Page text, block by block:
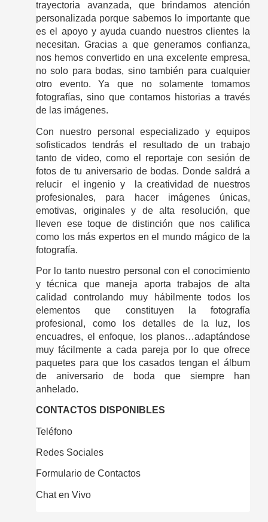
trayectoria avanzada, que brindamos atención
personalizada porque sabemos lo importante que
es el apoyo y ayuda cuando nuestros clientes la
necesitan. Gracias a que generamos confianza,
nos hemos convertido en una excelente empresa,
no solo para bodas, sino también para cualquier
otro evento. Ya que no solamente tomamos
fotografías, sino que contamos historias a través
de las imágenes.
Con nuestro personal especializado y equipos
sofisticados tendrás el resultado de un trabajo
tanto de video, como el reportaje con sesión de
fotos de tu aniversario de bodas. Donde saldrá a
relucir  el ingenio y  la creatividad de nuestros
profesionales, para hacer imágenes únicas,
emotivas, originales y de alta resolución, que
lleven ese toque de distinción que nos califica
como los más expertos en el mundo mágico de la
fotografía.
Por lo tanto nuestro personal con el conocimiento
y técnica que maneja aporta trabajos de alta
calidad controlando muy hábilmente todos los
elementos que constituyen la fotografía
profesional, como los detalles de la luz, los
encuadres, el enfoque, los planos…adaptándose
muy fácilmente a cada pareja por lo que ofrece
paquetes para que los casados tengan el álbum
de aniversario de boda que siempre han
anhelado.
CONTACTOS DISPONIBLES
Teléfono
Redes Sociales
Formulario de Contactos
Chat en Vivo